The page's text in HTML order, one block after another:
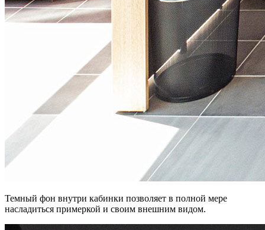
Темный фон внутри кабинки позволяет в полной мере
насладиться примеркой и своим внешним видом.